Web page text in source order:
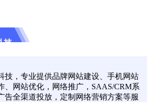
技
，专业提供品牌网站建设、手机网站
、网站优化，网络推广，SAAS/CRM系
告全渠道投放，定制网络营销方案等服